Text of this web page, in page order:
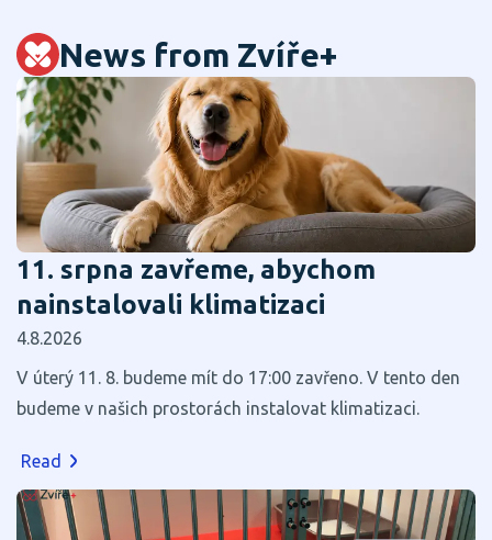
News from Zvíře+
11. srpna zavřeme, abychom
nainstalovali klimatizaci
4.8.2026
V úterý 11. 8. budeme mít do 17:00 zavřeno. V tento den
budeme v našich prostorách instalovat klimatizaci.
Read